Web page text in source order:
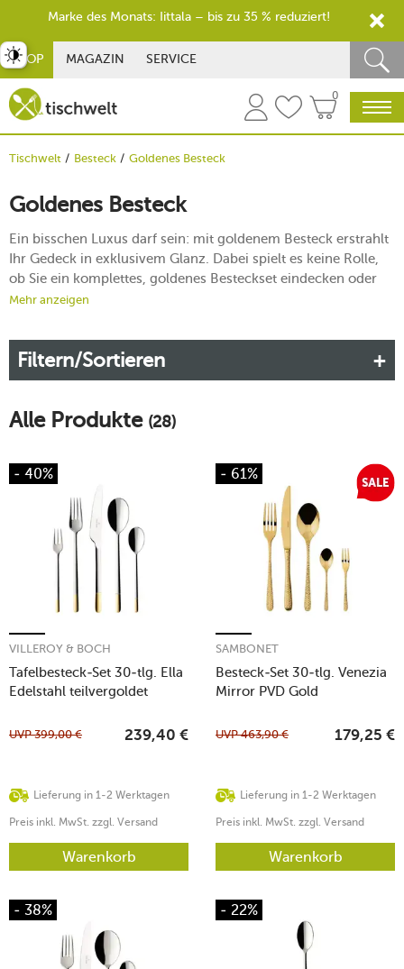
SHOP MAGAZIN SERVICE
0
Tischwelt Besteck Goldenes Besteck
Goldenes Besteck
Ein bisschen Luxus darf sein: mit goldenem Besteck erstrahlt
Ihr Gedeck in exklusivem Glanz. Dabei spielt es keine Rolle,
ob Sie ein komplettes, goldenes Besteckset eindecken oder
nur wenige funkelnde Akzente setzen – der Effekt ist
Genuss und strahlender Eleganz.
Mehr erfahren!
Mehr anzeigen
Filtern/Sortieren
Alle Produkte (28)
- 40%
Tafelbesteck-Set 30-tlg. Ella
Edelstahl teilvergoldet
VILLEROY & BOCH
Lieferung in 1-2 Werktagen
UVP399,00 € 239,40 €
Preis inkl. MwSt. zzgl. Versand
Warenkorb
- 61%
Besteck-Set 30-tlg. Venezia
Mirror PVD Gold
SAMBONET
Lieferung in 1-2 Werktagen
UVP463,90 € 179,25 €
Preis inkl. MwSt. zzgl. Versand
Warenkorb
- 38% - 22%
umschalten
Marke des Monats: Iittala – bis zu 35 % reduziert!